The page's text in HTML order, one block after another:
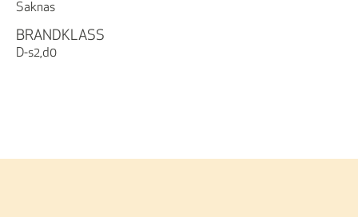
Saknas
BRANDKLASS
D-s2,d0